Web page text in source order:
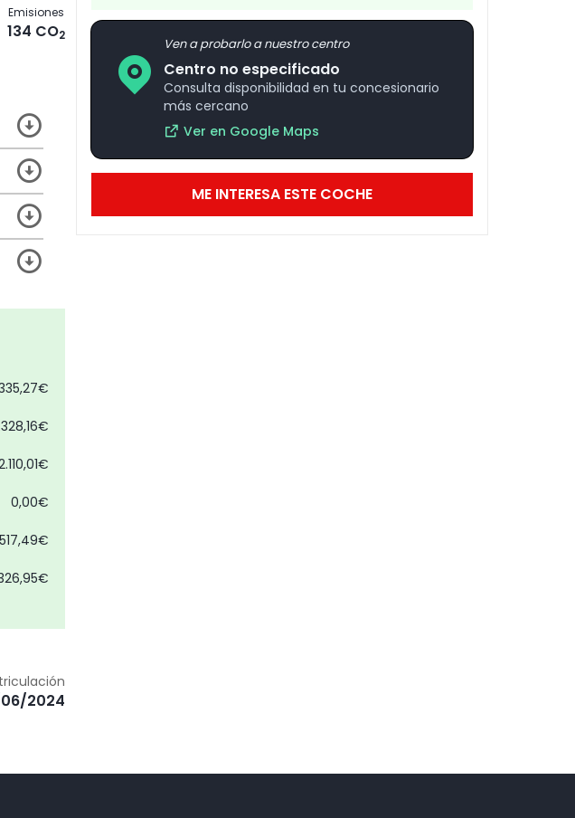
Emisiones
134 CO2
0,00€
517,49€
2024
Ven a probarlo a nuestro centro
Centro no especificado
Consulta disponibilidad en tu concesionario
más cercano
Ver en Google Maps
ME INTERESA ESTE COCHE